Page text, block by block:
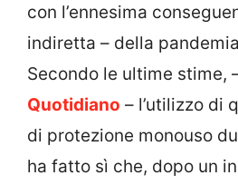
con l’ennesima
indiretta – della
Secondo le ultime stime,
Quotidiano – l’utilizzo di
di protezione monouso
ha fatto sì che, dopo un